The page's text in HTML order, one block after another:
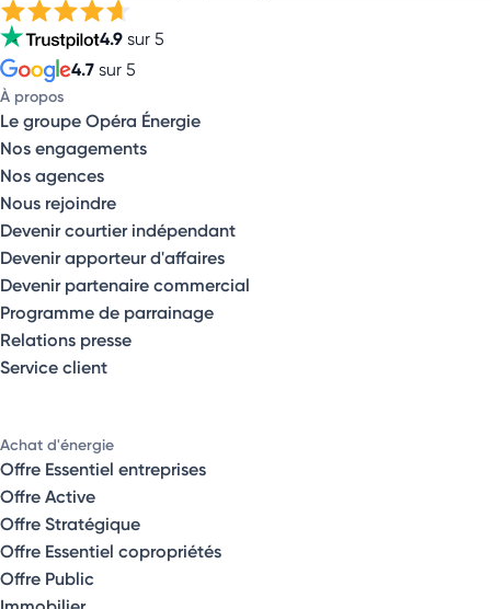
4.9 sur 5
4.7 sur 5
À propos
Le groupe Opéra Énergie
Nos engagements
Nos agences
Nous rejoindre
Devenir courtier indépendant
Devenir apporteur d'affaires
Devenir partenaire commercial
Programme de parrainage
Relations presse
Service client
Achat d'énergie
Offre Essentiel entreprises
Offre Active
Offre Stratégique
Offre Essentiel copropriétés
Offre Public